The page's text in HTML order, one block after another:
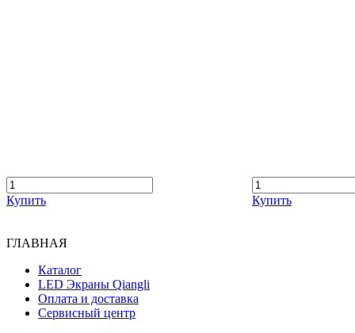
Купить Купить
ГЛАВНАЯ
Каталог
LED Экраны Qiangli
Оплата и доставка
Сервисный центр